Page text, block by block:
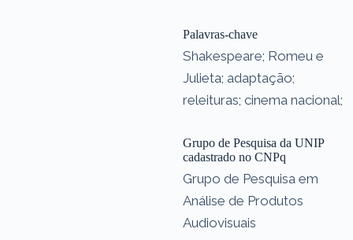
Palavras-chave
Shakespeare; Romeu e
Julieta; adaptação;
releituras; cinema nacional;
Grupo de Pesquisa da UNIP
cadastrado no CNPq
Grupo de Pesquisa em
Análise de Produtos
Audiovisuais